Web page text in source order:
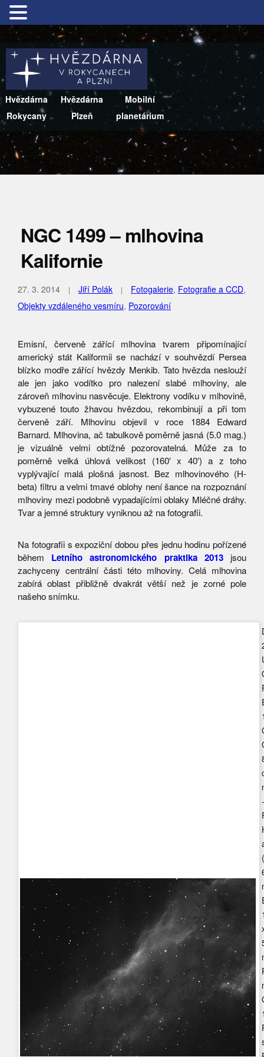
Hvězdárna
Rokycany
Hvězdárna
Plzeň
Mobilní
planetárium
NGC 1499 – mlhovina
Kalifornie
27. 3. 2014 Jiří Polák Fotogalerie, Fotografie a CCD,
Objekty vzdáleného vesmíru, Pozorování
Emisní, červeně zářící mlhovina tvarem připomínající
americký stát Kaliformii se nachází v souhvězdí Persea
blízko modře zářící hvězdy Menkib. Tato hvězda neslouží
ale jen jako vodítko pro nalezení slabé mlhoviny, ale
zároveň mlhovinu nasvěcuje. Elektrony vodíku v mlhovině,
vybuzené touto žhavou hvězdou, rekombinují a při tom
červeně září. Mlhovinu objevil v roce 1884 Edward
Barnard. Mlhovina, ač tabulkově poměrně jasná (5.0 mag.)
je vizuálně velmi obtížně pozorovatelná. Může za to
poměrně velká úhlová velikost (160′ x 40′) a z toho
vyplývající malá plošná jasnost. Bez mlhovinového (H-
beta) filtru a velmi tmavé oblohy není šance na rozpoznání
mlhoviny mezi podobně vypadajícími oblaky Mléčné dráhy.
Tvar a jemné struktury vyniknou až na fotografii.
Na fotografii s expoziční dobou přes jednu hodinu pořízené
během Letního astronomického praktika 2013jsou
zachyceny centrální části této mlhoviny. Celá mlhovina
zabírá oblast přibližně dvakrát větší než je zorné pole
našeho snímku.